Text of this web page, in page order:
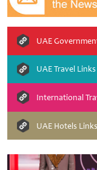
UAE
UAE Travel Links
International
UAE Hotels Links